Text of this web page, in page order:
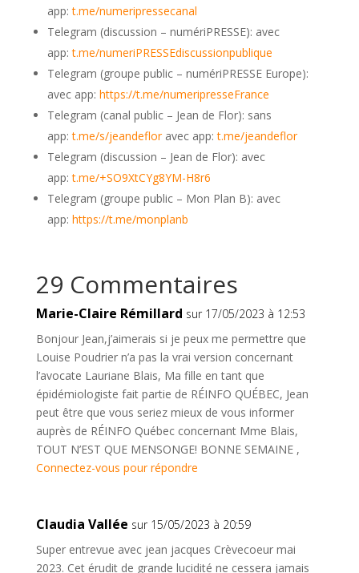
app:t.me/numeripressecanal
Telegram (discussion – numériPRESSE): avec
app:t.me/numeriPRESSEdiscussionpublique
Telegram (groupe public – numériPRESSE Europe):
avec app: https://t.me/numeripresseFrance
Telegram (canal public – Jean de Flor): sans
app:t.me/s/jeandefloravec app:t.me/jeandeflor
Telegram (discussion – Jean de Flor): avec
app:t.me/+SO9XtCYg8YM-H8r6
Telegram (groupe public – Mon Plan B): avec
app: https://t.me/monplanb
29 Commentaires
Marie-Claire Rémillard sur 17/05/2023 à 12:53
Bonjour Jean,j’aimerais si je peux me permettre que
Louise Poudrier n’a pas la vrai version concernant
l’avocate Lauriane Blais, Ma fille en tant que
épidémiologiste fait partie de RÉINFO QUÉBEC, Jean
peut être que vous seriez mieux de vous informer
auprès de RÉINFO Québec concernant Mme Blais,
TOUT N’EST QUE MENSONGE! BONNE SEMAINE ,
Connectez-vous pour répondre
Claudia Vallée sur 15/05/2023 à 20:59
Super entrevue avec jean jacques Crèvecoeur mai
2023. Cet érudit de grande lucidité ne cessera jamais